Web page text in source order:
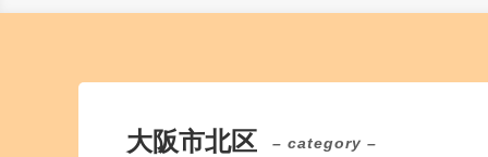
大阪市北区 – category –